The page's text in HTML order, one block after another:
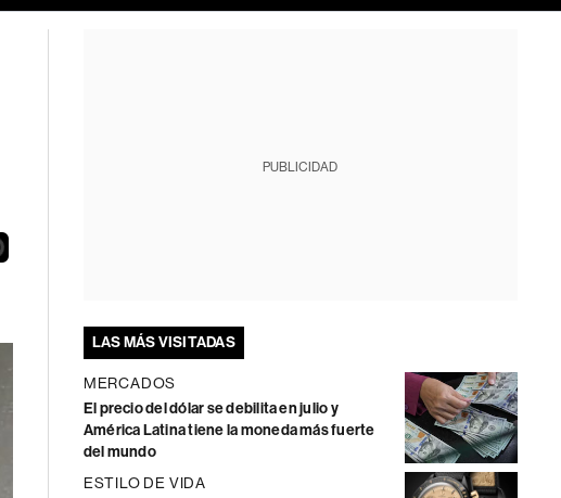
PUBLICIDAD
LAS MÁS VISITADAS
MERCADOS
El precio del dólar se debilita en julio y
América Latina tiene la moneda más fuerte
del mundo
ESTILO DE VIDA